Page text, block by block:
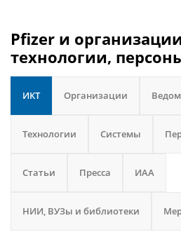
Pfizer и
технологии,
ИКТ Организации
Технологии Системы
Статьи Пресса ИАА
НИИ, ВУЗы и библиотеки